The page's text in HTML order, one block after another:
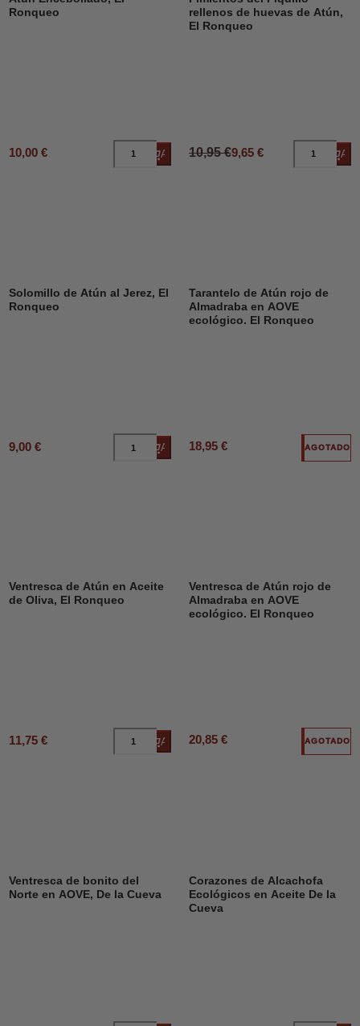
Ronqueo
10,00 € Añadir al carrito
rellenos de huevas de Atún,
El Ronqueo
10,95 €9,65 €
Solomillo de Atún al Jerez, El
Ronqueo
9,00 € Añadir al carrito
Tarantelo de Atún rojo de
Almadraba en AOVE
ecológico. El Ronqueo
18,95 € AGOTADO
Ventresca de Atún en Aceite
de Oliva, El Ronqueo
11,75 € Añadir al carrito
Ventresca de Atún rojo de
Almadraba en AOVE
ecológico. El Ronqueo
20,85 € AGOTADO
Ventresca de bonito del
Norte en AOVE, De la Cueva
Corazones de Alcachofa
Ecológicos en Aceite De la
Cueva